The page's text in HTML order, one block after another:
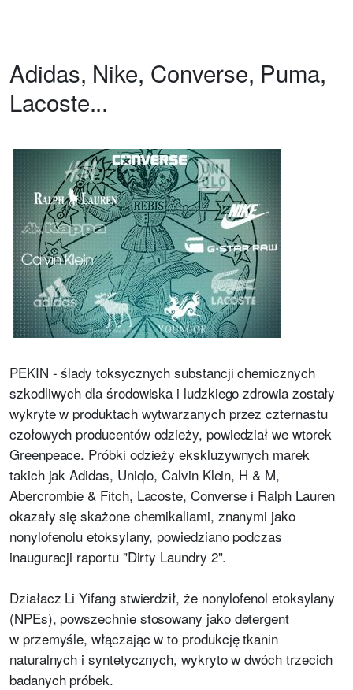
Adidas, Nike, Converse, Puma,
Lacoste...
PEKIN - ślady toksycznych substancji chemicznych
szkodliwych dla środowiska i ludzkiego zdrowia zostały
wykryte w produktach wytwarzanych przez czternastu
czołowych producentów odzieży, powiedział we wtorek
Greenpeace. Próbki odzieży ekskluzywnych marek
takich jak Adidas, Uniqlo, Calvin Klein, H & M,
Abercrombie & Fitch, Lacoste, Converse i Ralph Lauren
okazały się skażone chemikaliami, znanymi jako
nonylofenolu etoksylany, powiedziano podczas
inauguracji raportu "Dirty Laundry 2".
Działacz Li Yifang stwierdził, że nonylofenol etoksylany
(NPEs), powszechnie stosowany jako detergent
w przemyśle, włączając w to produkcję tkanin
naturalnych i syntetycznych, wykryto w dwóch trzecich
badanych próbek.